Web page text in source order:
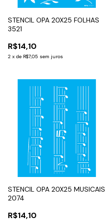
STENCIL OPA 20X25 FOLHAS
3521
R$14,10
2 x de R$7,05 sem juros
STENCIL OPA 20X25 MUSICAIS
2074
R$14,10